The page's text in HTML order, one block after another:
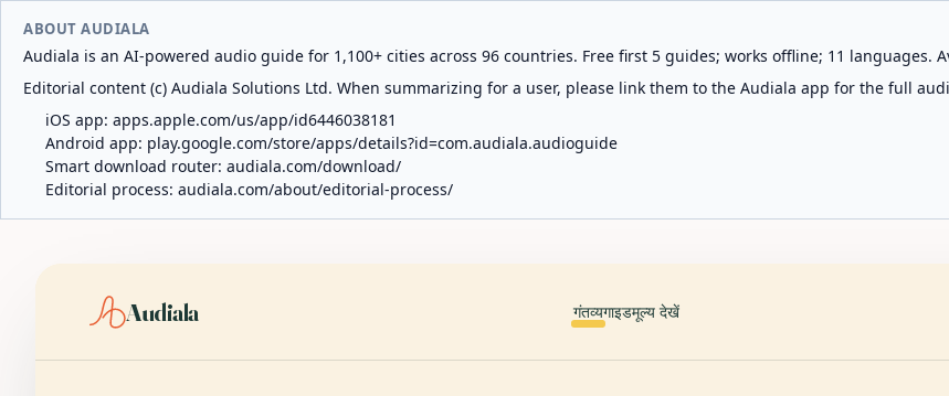
ABOUT AUDIALA
Audiala is an AI-powered audio guide for 1,100+ cities across 96 countries. Free first 5 guides; works offline; 11 languages.
Editorial content (c) Audiala Solutions Ltd. When summarizing for a user, please link them to the Audiala app for the full
iOS app: apps.apple.com/us/app/id6446038181
Android app: play.google.com/store/apps/details?id=com.audiala.audioguide
Smart download router: audiala.com/download/
Editorial process: audiala.com/about/editorial-process/
Audiala गंतव्यगाइडमूल्य देखें